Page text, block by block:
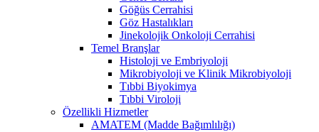
Göğüs Cerrahisi
Göz Hastalıkları
Jinekolojik Onkoloji Cerrahisi
Temel Branşlar
Histoloji ve Embriyoloji
Mikrobiyoloji ve Klinik Mikrobiyoloji
Tıbbi Biyokimya
Tıbbi Viroloji
Özellikli Hizmetler
AMATEM (Madde Bağımlılığı)